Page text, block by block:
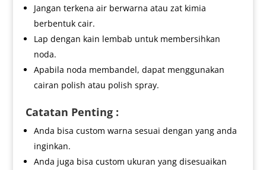
Jangan terkena air berwarna atau zat kimia
berbentuk cair.
Lap dengan kain lembab untuk membersihkan
noda.
Apabila noda membandel, dapat menggunakan
cairan polish atau polish spray.
Catatan Penting :
Anda bisa custom warna sesuai dengan yang anda
inginkan.
Anda juga bisa custom ukuran yang disesuaikan